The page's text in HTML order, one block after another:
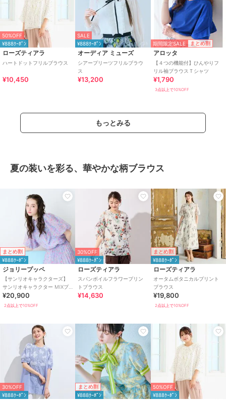
50%OFF
¥888ｸｰﾎﾟﾝ
ローズティアラ
ハートドットフリルブラウス
¥10,450
SALE
¥888ｸｰﾎﾟﾝ
オーディア ミューズ
シアープリーツフリルブラウ
ス
¥13,200
期間限定SALE まとめ割
アロッタ
【４つの機能付】ひんやりフ
リル袖ブラウスＴシャツ
¥1,790
3点以上で10%OFF
もっとみる
夏の装いを彩る、華やかな柄ブラウス
まとめ割
¥888ｸｰﾎﾟﾝ
ジョリープッペ
【サンリオキャラクターズ】
サンリオキャラクター MIXプ
リントブラウス
¥20,900
2点以上で10%OFF
30%OFF
¥888ｸｰﾎﾟﾝ
ローズティアラ
スパンボイルフラワープリン
トブラウス
¥14,630
まとめ割
¥888ｸｰﾎﾟﾝ
ローズティアラ
オータムボタニカルプリント
ブラウス
¥19,800
2点以上で10%OFF
30%OFF
¥888ｸｰﾎﾟﾝ
まとめ割
¥888ｸｰﾎﾟﾝ
50%OFF
¥888ｸｰﾎﾟﾝ